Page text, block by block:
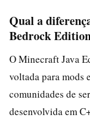
Qual a
Bedrock
O Minecraft Java
voltada para mods
comunidades de
desenvolvida em